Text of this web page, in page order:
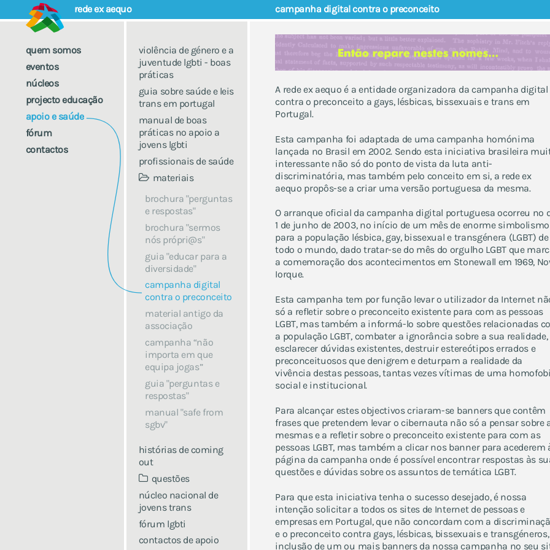
rede ex aequo
quem somos
eventos
núcleos
projecto educação
apoio e saúde
violência de género e a
juventude lgbti - boas
práticas
guia sobre saúde e leis
trans em portugal
manual de boas
práticas no apoio a
jovens lgbti
profissionais de saúde
materiais
brochura "perguntas
e respostas"
brochura "sermos
nós própri@s"
guia "educar para a
diversidade"
campanha digital
contra o preconceito
material antigo da
associação
campanha “não
importa em que
equipa jogas”
guia "perguntas e
respostas"
manual "safe from
sgbv"
histórias de coming
out
questões
núcleo nacional de
jovens trans
fórum lgbti
contactos de apoio
fórum
contactos
campanha digital contra o preconceito
A rede ex aequo é a entidade organizadora da campanha digital
contra o preconceito a gays, lésbicas, bissexuais e trans em
Portugal.
Esta campanha foi adaptada de uma campanha homónima
lançada no Brasil em 2002. Sendo esta iniciativa brasileira
interessante não só do ponto de vista da luta anti-
discriminatória, mas também pelo conceito em si, a rede ex
aequo propôs-se a criar uma versão portuguesa da mesma.
O arranque oficial da campanha digital portuguesa ocorreu no
1 de junho de 2003, no início de um mês de enorme simbolismo
para a população lésbica, gay, bissexual e transgénera (LGBT) de
todo o mundo, dado tratar-se do mês do orgulho LGBT que
a comemoração dos acontecimentos em Stonewall em 1969,
Iorque.
Esta campanha tem por função levar o utilizador da Internet
só a refletir sobre o preconceito existente para com as pessoas
LGBT, mas também a informá-lo sobre questões relacionadas
a população LGBT, combater a ignorância sobre a sua realidade,
esclarecer dúvidas existentes, destruir estereótipos errados e
preconceituosos que denigrem e deturpam a realidade da
vivência destas pessoas, tantas vezes vítimas de uma
social e institucional.
Para alcançar estes objectivos criaram-se banners que contêm
frases que pretendem levar o cibernauta não só a pensar sobre
mesmas e a refletir sobre o preconceito existente para com as
pessoas LGBT, mas também a clicar nos banner para acederem
página da campanha onde é possível encontrar respostas às
questões e dúvidas sobre os assuntos de temática LGBT.
Para que esta iniciativa tenha o sucesso desejado, é nossa
intenção solicitar a todos os sites de Internet de pessoas e
empresas em Portugal, que não concordam com a
e o preconceito contra gays, lésbicas, bissexuais e
inclusão de um ou mais banners da nossa campanha no seu